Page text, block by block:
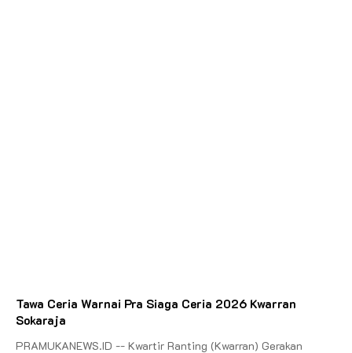
Tawa Ceria Warnai Pra Siaga Ceria 2026 Kwarran
Sokaraja
PRAMUKANEWS.ID -- Kwartir Ranting (Kwarran) Gerakan